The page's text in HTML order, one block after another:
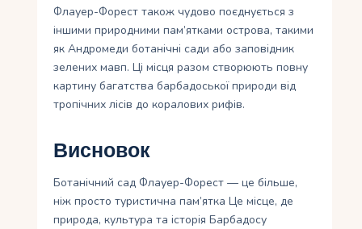
Флауер-Форест також чудово поєднується з
іншими природними пам’ятками острова, такими
як Андромеди ботанічні сади або заповідник
зелених мавп. Ці місця разом створюють повну
картину багатства барбадоської природи від
тропічних лісів до коралових рифів.
Висновок
Ботанічний сад Флауер-Форест — це більше,
ніж просто туристична пам’ятка Це місце, де
природа, культура та історія Барбадосу